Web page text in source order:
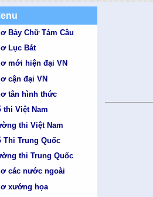
Bảy Chữ Tám Câu
Lục Bát
mới hiện đại VN
cận đại VN
tân hình thức
thi Việt Nam
thi Việt Nam
Thi Trung Quốc
thi Trung Quốc
các nước ngoài
xướng họa